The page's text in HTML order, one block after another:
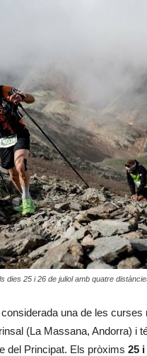
dies 25 i 26 de juliol amb quatre
una de les
(La Massana, Andorra) i
del Principat. Els pròxims 25